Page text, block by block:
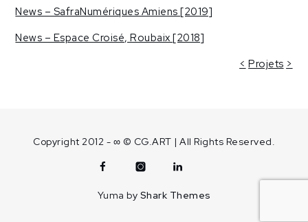
News – SafraNumériques Amiens [2019]
News – Espace Croisé, Roubaix [2018]
< Projets >
Copyright 2012 - ∞ © CG.ART | All Rights Reserved.
FacebookInstagramLinkedin
Yuma by Shark Themes